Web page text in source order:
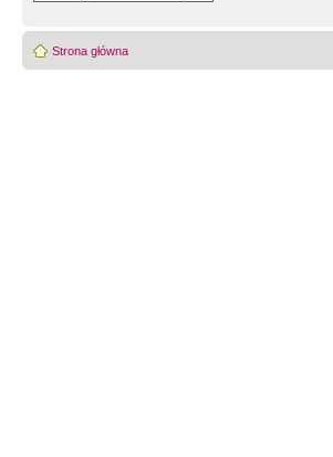
Strona główna